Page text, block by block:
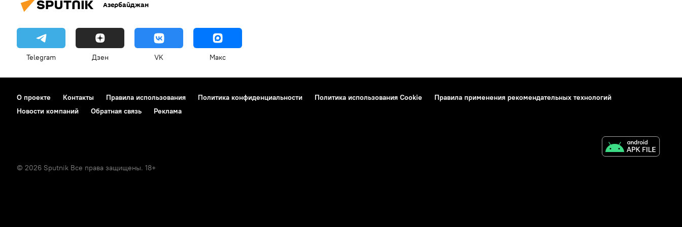
Азербайджан
Telegram Дзен VK Макс
О проекте Контакты Правила использования Политика конфиденциальности Политика использования Cookie
Правила применения рекомендательных технологий
Новости компаний
Обратная связь Реклама
© 2026 Sputnik Все права защищены. 18+